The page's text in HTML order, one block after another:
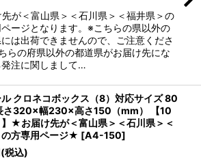
が＜富山県＞＜石川県＞＜福井県＞の
ージとなります。※こちらの県以外の
は出荷できませんので、ご注意くださ
らの府県以外の都道県がお届け先にな
発注に関しまして…
クロネコボックス（8）対応サイズ 80
さ320×幅230×高さ150（mm） 【10
★お届け先が＜富山県＞＜石川県＞＜
方専用ページ★ [A4-150]
(税込)